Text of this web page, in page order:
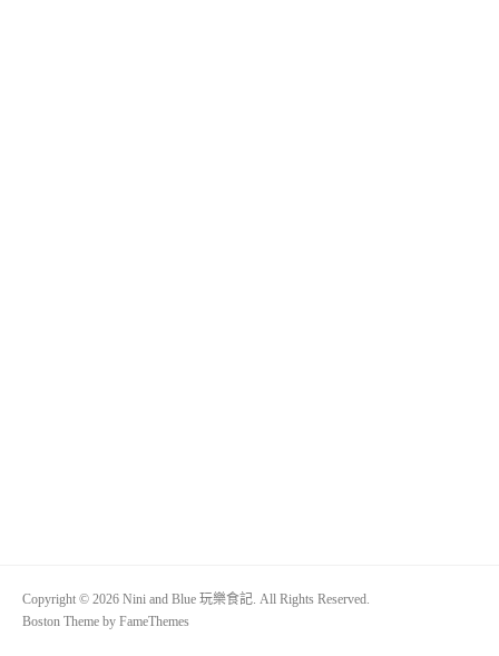
Copyright © 2026 Nini and Blue 玩樂食記. All Rights Reserved.
Boston Theme by FameThemes